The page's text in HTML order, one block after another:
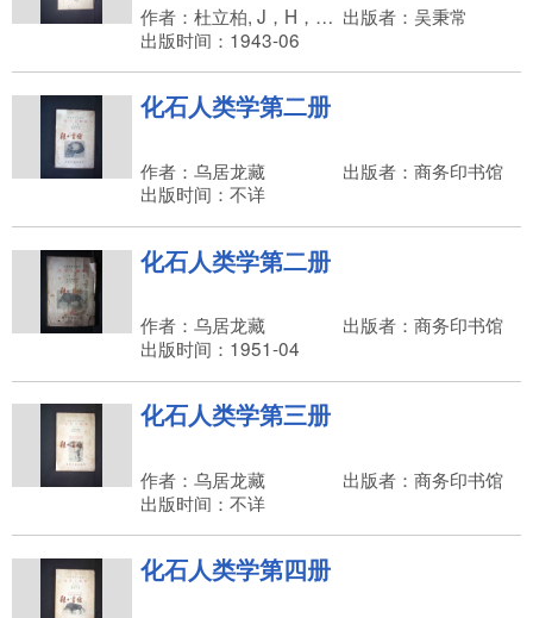
作者：杜立柏, J，H，Driberg 出版者：吴秉常
出版时间：1943-06
化石人类学第二册
作者：乌居龙藏
出版者：商务印书馆
出版时间：不详
化石人类学第二册
作者：乌居龙藏
出版者：商务印书馆
出版时间：1951-04
化石人类学第三册
作者：乌居龙藏
出版者：商务印书馆
出版时间：不详
化石人类学第四册